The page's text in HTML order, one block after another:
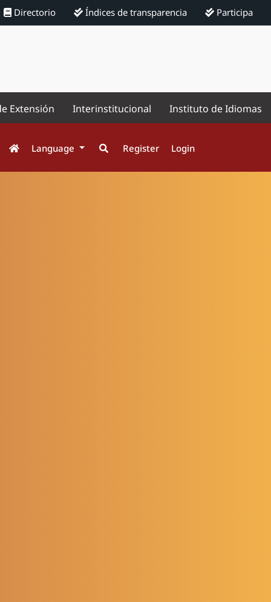
Directorio Índices de transparencia Participa
Extensión Interinstitucional Instituto de Idiomas
Language Register Login